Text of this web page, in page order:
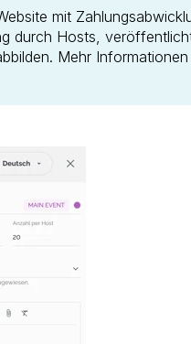
mit
durch Hosts,
Mehr Informationen